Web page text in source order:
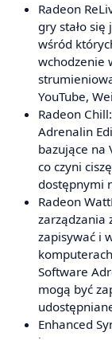
Radeon
gry stało
wśród
wchodzenie
YouTube,
Radeon
Adrenalin
bazujące na
co czyni
dostępnymi
Radeon
zarządzania
zapisywać i
Software
mogą być
Enhanced